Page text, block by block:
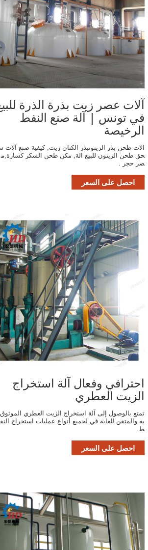
آلات عصر زيت بذرة الذرة
في تونس | آلة صنع النفط
الرخيصة
الات طحن بذر الزيتونبذر الكتان زيت, كيفية صنع آلات
حق طحن الزيتون للبيع آلة, مكن طحن السكر كسارة,م
صر حجر .
احصل على السعر
احترافي وفعال آلة استخراج
الزيت العطري
تمتع بالوصول إلى آلة استخراج الزيت العطري الموثوق
به والمتقن للغاية في لجميع أنواع عمليات استخراج النف
ط.
احصل على السعر